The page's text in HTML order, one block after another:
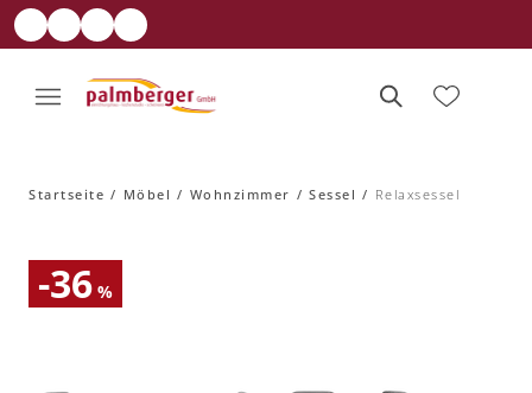
Startseite Möbel Wohnzimmer Sessel Relaxsessel
-36 %